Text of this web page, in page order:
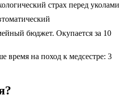
страх перед уколами
бюджет. Окупается за 10
время на поход к медсестре: 3